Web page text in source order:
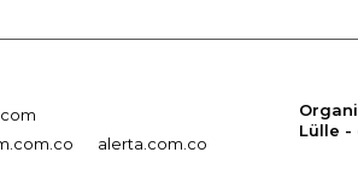
alerta.com.co
Lülle -